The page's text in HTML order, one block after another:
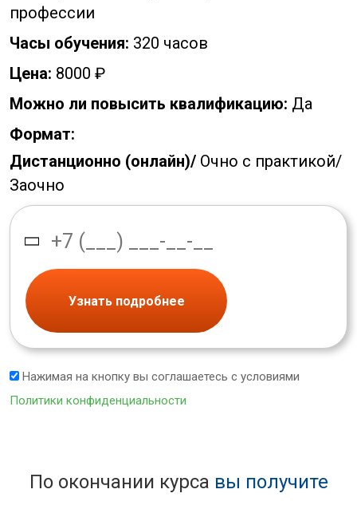
профессии
Часы обучения: 320 часов
Цена: 8000 ₽
Можно ли повысить квалификацию: Да
Формат:
Дистанционно (онлайн)/ Очно с практикой/
Заочно
Узнать подробнее
Нажимая на кнопку вы соглашаетесь с условиями
Политики конфиденциальности
По окончании курса вы получите